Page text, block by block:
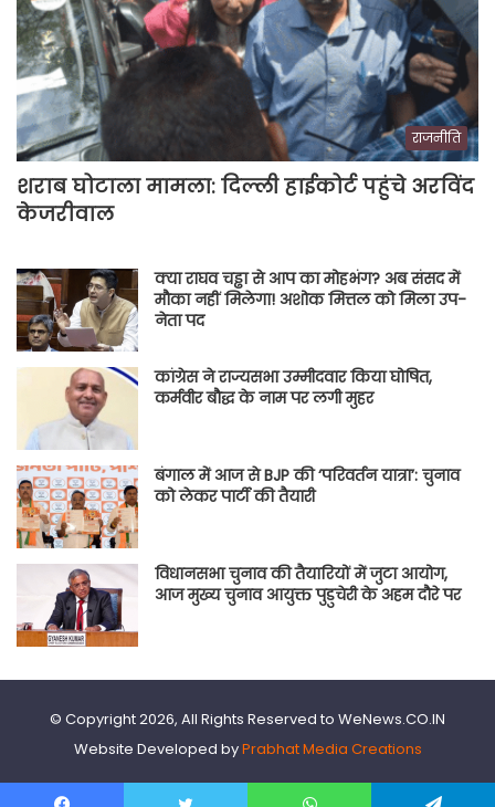
राजनीति
शराब घोटाला मामला: दिल्ली हाईकोर्ट पहुंचे अरविंद
केजरीवाल
क्या राघव चड्ढा से आप का मोहभंग? अब संसद में
मौका नहीं मिलेगा! अशोक मित्तल को मिला उप-
नेता पद
कांग्रेस ने राज्यसभा उम्मीदवार किया घोषित,
कर्मवीर बौद्ध के नाम पर लगी मुहर
बंगाल में आज से BJP की ‘परिवर्तन यात्रा’: चुनाव
को लेकर पार्टी की तैयारी
विधानसभा चुनाव की तैयारियों में जुटा आयोग,
आज मुख्य चुनाव आयुक्त पुडुचेरी के अहम दौरे पर
© Copyright 2026, All Rights Reserved to WeNews.CO.IN
Website Developed byPrabhat Media Creations